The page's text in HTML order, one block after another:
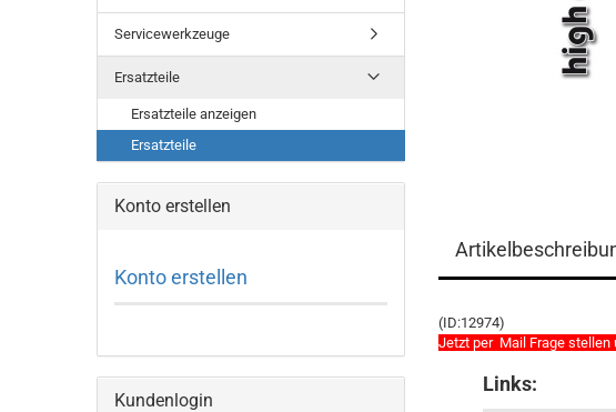
(ID:12974)
Jetzt per Mail Frage stellen
Links:
Servicewerkzeuge
Ersatzteile
Ersatzteile anzeigen
Ersatzteile
Konto erstellen
Konto erstellen
Kundenlogin